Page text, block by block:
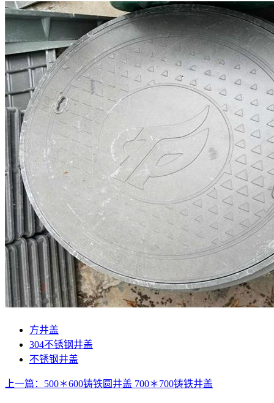
方井盖
304不锈钢井盖
不锈钢井盖
上一篇：500＊600铸铁圆井盖 700＊700铸铁井盖